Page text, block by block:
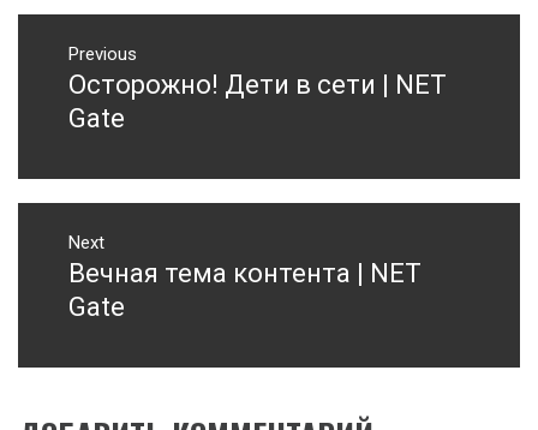
Навигация
записям
Previous
Previous
post:
Осторожно! Дети в сети | NET
Gate
Next
Next
post:
Вечная тема контента | NET
Gate